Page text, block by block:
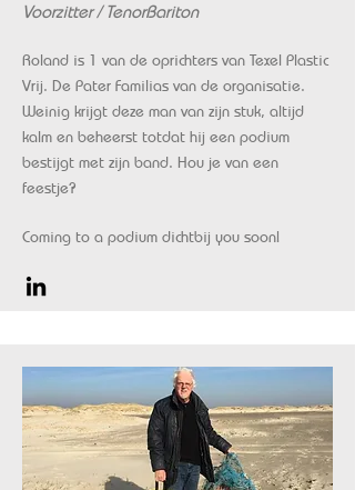
Voorzitter / TenorBariton
Roland is 1 van de oprichters van Texel Plastic
Vrij. De Pater Familias van de organisatie.
Weinig krijgt deze man van zijn stuk, altijd
kalm en beheerst totdat hij een podium
bestijgt met zijn band. Hou je van een
feestje?
Coming to a podium dichtbij you soon!